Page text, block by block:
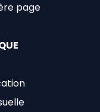
page